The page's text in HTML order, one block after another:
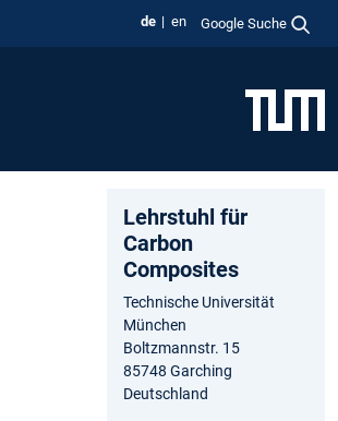
de en Google Suche
Lehrstuhl für
Carbon
Composites
Technische Universität
München
Boltzmannstr. 15
85748 Garching
Deutschland